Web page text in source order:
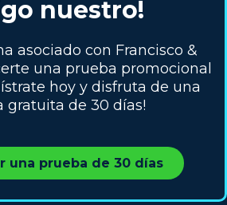
nuestro!
asociado con Francisco &
una prueba promocional
hoy y disfruta de una
gratuita de 30 días!
una prueba de 30 días